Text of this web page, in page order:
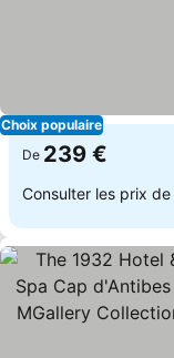
Choix populaire
De 239 €
Consulter les prix de